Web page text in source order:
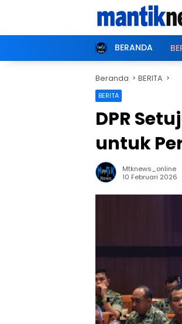
BERANDA
Beranda BERITA
BERITA
DPR
untuk
Mtknews_online
10 Februari 2026